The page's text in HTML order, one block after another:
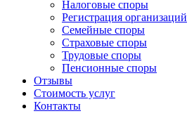
Налоговые споры
Регистрация организаций
Семейные споры
Страховые споры
Трудовые споры
Пенсионные споры
Отзывы
Стоимость услуг
Контакты